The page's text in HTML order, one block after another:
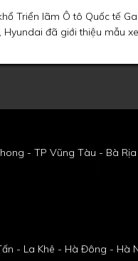
Triển lãm Ô tô Quốc tế
Hyundai đã giới thiệu mẫu
- TP Vũng Tàu - Bà
- La Khê - Hà Đông - Hà